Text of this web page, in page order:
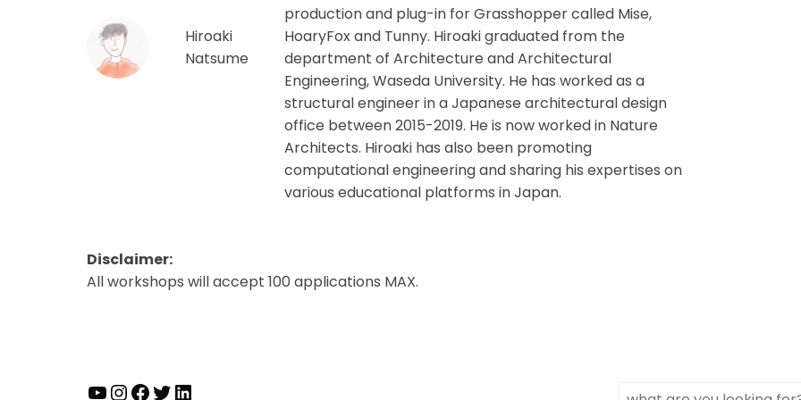
Hiroaki
Natsume
production and plug-in for Grasshopper called Mise,
HoaryFox and Tunny. Hiroaki graduated from the
department of Architecture and Architectural
Engineering, Waseda University. He has worked as a
structural engineer in a Japanese architectural design
office between 2015-2019. He is now worked in Nature
Architects. Hiroaki has also been promoting
computational engineering and sharing his expertises on
various educational platforms in Japan.
Disclaimer:
All workshops will accept 100 applications MAX.
YouTube
Instagram
Facebook
Twitter
LinkedIn Search